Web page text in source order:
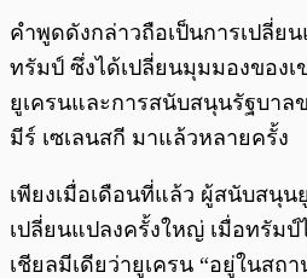
คำพูดดังกล่าวถือเป็นการเปลี่ย
ทรัมป์ ซึ่งได้เปลี่ยนมุมมองของเ
ยูเครนและการสนับสนุนรัฐบาล
มีร์ เซเลนสกี มาแล้วหลายครั้ง
เพียงเมื่อเดือนที่แล้ว ผู้สนับสนุน
เปลี่ยนแปลงครั้งใหญ่ เมื่อทรัม
เชียลมีเดียว่ายูเครน “อยู่ในสถ